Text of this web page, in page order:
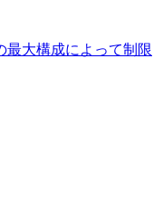
最大構成によって制限